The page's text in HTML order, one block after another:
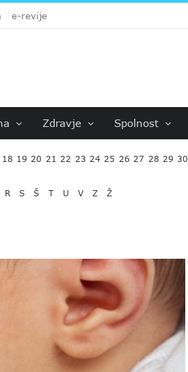
e-revije
Zdravje Spolnost
18 19 20 21 22 23 24 25 26 27 28 29 30
R S Š T U V Z Ž